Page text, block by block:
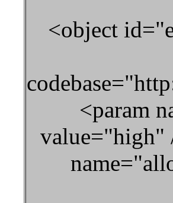
<object
<param
value="high"